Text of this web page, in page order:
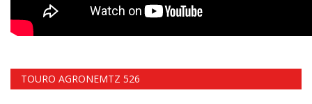
TOURO AGRONEMTZ 526